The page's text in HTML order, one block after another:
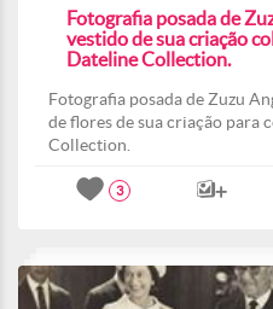
Fotografia posada de
vestido de sua criação
Dateline Collection.
Fotografia posada de Zuzu
de flores de sua criação para
Collection.
3